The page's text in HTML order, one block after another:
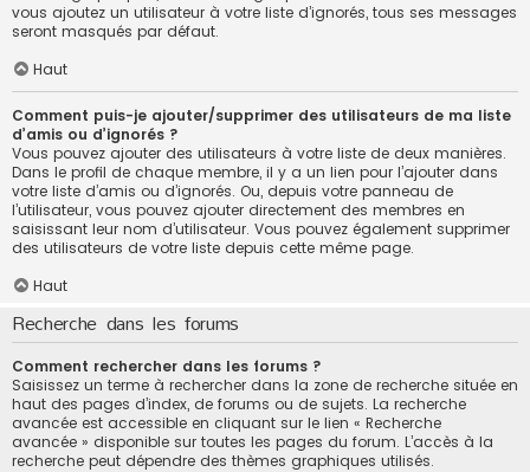
vous ajoutez un utilisateur à votre liste d’ignorés, tous ses messages
seront masqués par défaut.
Haut
Comment puis-je ajouter/supprimer des utilisateurs de ma liste
d’amis ou d’ignorés ?
Vous pouvez ajouter des utilisateurs à votre liste de deux manières.
Dans le profil de chaque membre, il y a un lien pour l’ajouter dans
votre liste d’amis ou d’ignorés. Ou, depuis votre panneau de
l’utilisateur, vous pouvez ajouter directement des membres en
saisissant leur nom d’utilisateur. Vous pouvez également supprimer
des utilisateurs de votre liste depuis cette même page.
Haut
Recherche dans les forums
Comment rechercher dans les forums ?
Saisissez un terme à rechercher dans la zone de recherche située en
haut des pages d’index, de forums ou de sujets. La recherche
avancée est accessible en cliquant sur le lien « Recherche
avancée » disponible sur toutes les pages du forum. L’accès à la
recherche peut dépendre des thèmes graphiques utilisés.